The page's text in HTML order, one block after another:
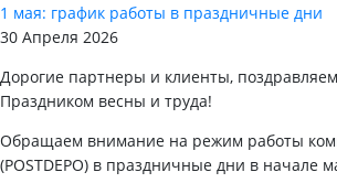
1 мая: график работы в праздничные дни
30 Апреля 2026
Дорогие партнеры и клиенты,
Праздником весны и труда!
Обращаем внимание на режим работы
(POSTDEPO) в праздничные дни в начале